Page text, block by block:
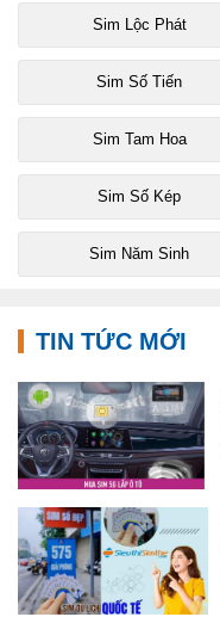
Sim Lộc Phát
Sim Số Tiến
Sim Tam Hoa
Sim Số Kép
Sim Năm Sinh
TIN TỨC MỚI